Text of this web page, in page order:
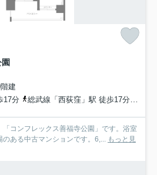
建
17分
総武線「西荻窪」駅 徒歩17分
コンフレックス善福寺公園」です。浴室
ある中古マンションです。6,... もっと見